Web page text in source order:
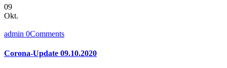
09
Okt.
admin 0Comments
Corona-Update 09.10.2020